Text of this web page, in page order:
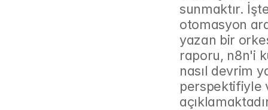
sunmaktır.
otomasyon
yazan bir
raporu, n8n'i
nasıl devrim
perspektifiyle